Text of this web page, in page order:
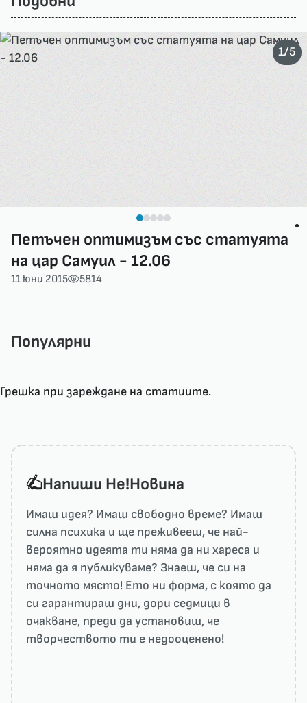
Петъчен оптимизъм със статуята
на цар Самуил - 12.06
11 юни 2015 5814
1/5
Популярни
Грешка при зареждане на статиите.
Напиши He!Новина
Имаш идея? Имаш свободно време? Имаш
силна психика и ще преживееш, че най-
вероятно идеята ти няма да ни харесa и
няма да я публикуваме? Знаеш, че си на
точното място! Ето ни форма, с която да
си гарантираш дни, дори седмици в
очакване, преди да установиш, че
творчеството ти е недооценено!